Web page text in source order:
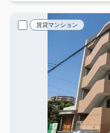
賃貸マンション